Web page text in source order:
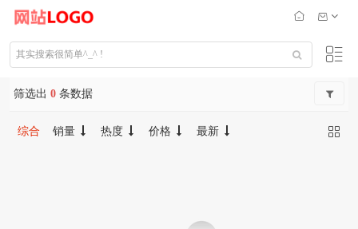
筛选出 0 条数据
综合 销量 热度 价格 最新